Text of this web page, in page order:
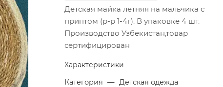
Детская майка летняя на мальчика с
принтом (р-р 1-4г). В упаковке 4 шт.
Производство Узбекистан,товар
сертифицирован
Характеристики
Категория — Детская одежда